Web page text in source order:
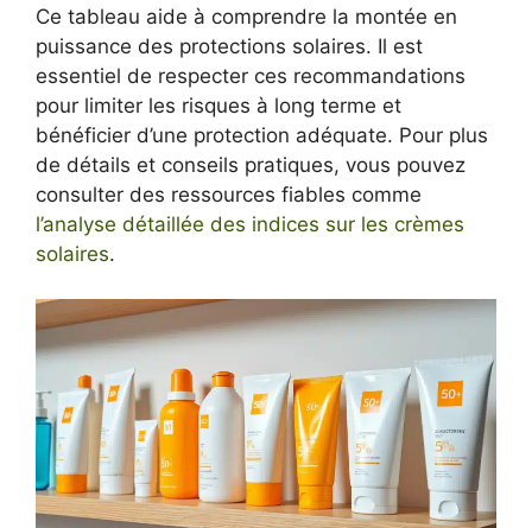
Ce tableau aide à comprendre la montée en
puissance des protections solaires. Il est
essentiel de respecter ces recommandations
pour limiter les risques à long terme et
bénéficier d’une protection adéquate. Pour plus
de détails et conseils pratiques, vous pouvez
consulter des ressources fiables comme
l’analyse détaillée des indices sur les crèmes
solaires.